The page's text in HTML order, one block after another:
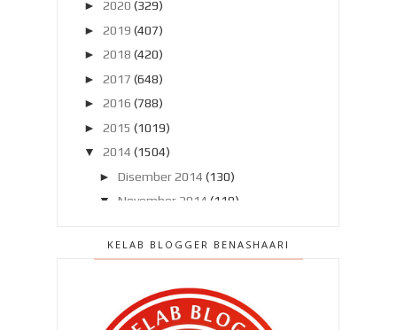
► 2020 (329)
► 2019 (407)
► 2018 (420)
► 2017 (648)
► 2016 (788)
► 2015 (1019)
▼
2014 (1504)
► Disember 2014 (130)
▼
November 2014 (119)
Plagiat idea ? Event percuma ?
Selamat Hari Lahir ke 28 , BEN
ASHAARI !
KELAB BLOGGER BENASHAARI